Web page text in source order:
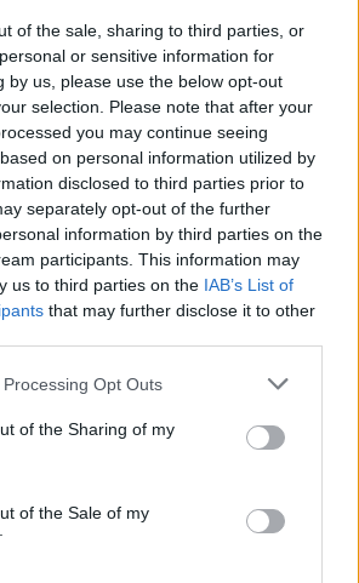
of the sale, sharing to third parties, or
or sensitive information for
by us, please use the below opt-out
selection. Please note that after your
you may continue seeing
on personal information utilized by
disclosed to third parties prior to
separately opt-out of the further
information by third parties on the
participants. This information may
us to third parties on the IAB’s List of
that may further disclose it to other
website/app uses one or more Google
or usage behaviour. You may click to
to Google and its third-party tags to
specified purposes in below Google
Opt Outs
of the Sharing of my
of the Sale of my
υλικό με τον
θα δημοσιοποιηθεί
€300 εκατ. στην
μετά την
φρεγατών F126
9 Αυγούστου 1500: Η
από τους